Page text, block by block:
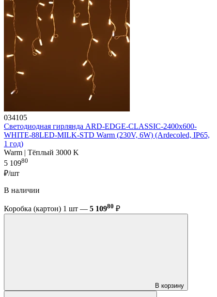
034105
Светодиодная гирлянда ARD-EDGE-CLASSIC-2400x600-
WHITE-88LED-MILK-STD Warm (230V, 6W) (Ardecoled, IP65,
1 год)
Warm | Тёплый 3000 K
5 10980
₽/шт
В наличии
Коробка (картон) 1 шт — 5 10980 ₽
В корзину